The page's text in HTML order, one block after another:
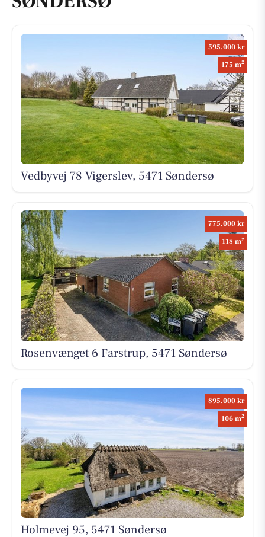
595.000 kr
175 m2
Vedbyvej 78 Vigerslev, 5471 Søndersø
775.000 kr
118 m2
Rosenvænget 6 Farstrup, 5471 Søndersø
895.000 kr
106 m2
Holmevej 95, 5471 Søndersø